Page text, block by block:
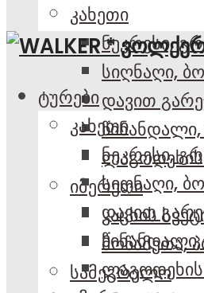
კახეთი
ნეკრესი,
სიღნაღი,
დავით
იმერეთი
კაცხის
მოწამეთა,
სამეგრელო
ტურები
კახეთი
ნეკრესი,
სიღნაღი,
დავით